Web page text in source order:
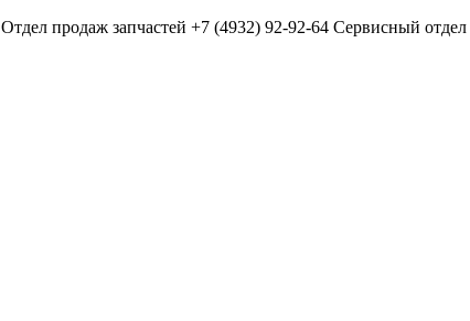
Отдел продаж запчастей +7 (4932) 92-92-64 Сервисный отдел